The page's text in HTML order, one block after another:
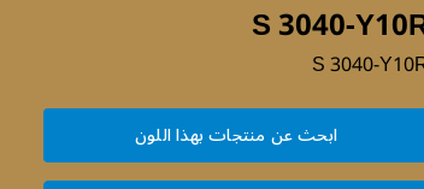
S 3040-
S 3040-
ابحث عن منتجات بهذا اللون